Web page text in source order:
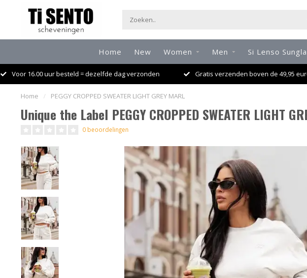
Home New Women Men Si Lenso
Voor 16.00 uur besteld = dezelfde dag verzonden Gratis verzenden boven de 49,95
Home / PEGGY CROPPED SWEATER LIGHT GREY MARL
Unique the Label PEGGY CROPPED SWEATER LIGHT
0 beoordelingen